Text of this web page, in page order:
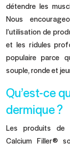
détendre les
Nous
l’utilisation de
et les ridules
populaire parce
souple, ronde et
Qu’est-ce
dermique ?
Les produits de
Calcium Filler®